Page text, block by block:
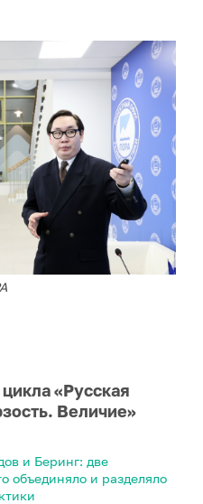
«Русская
Величие»
и Беринг: две
объединяло и разделяло